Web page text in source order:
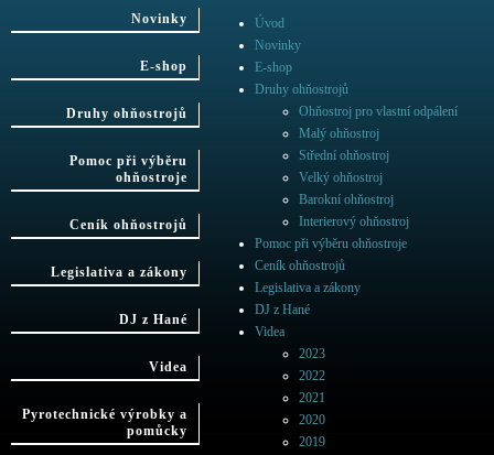
Novinky
E-shop
Druhy ohňostrojů
Pomoc při výběru
ohňostroje
Ceník ohňostrojů
Legislativa a zákony
DJ z Hané
Videa
Pyrotechnické výrobky a
pomůcky
Úvod
Novinky
E-shop
Druhy ohňostrojů
Ohňostroj pro vlastní odpálení
Malý ohňostroj
Střední ohňostroj
Velký ohňostroj
Barokní ohňostroj
Interierový ohňostroj
Pomoc při výběru ohňostroje
Ceník ohňostrojů
Legislativa a zákony
DJ z Hané
Videa
2023
2022
2021
2020
2019